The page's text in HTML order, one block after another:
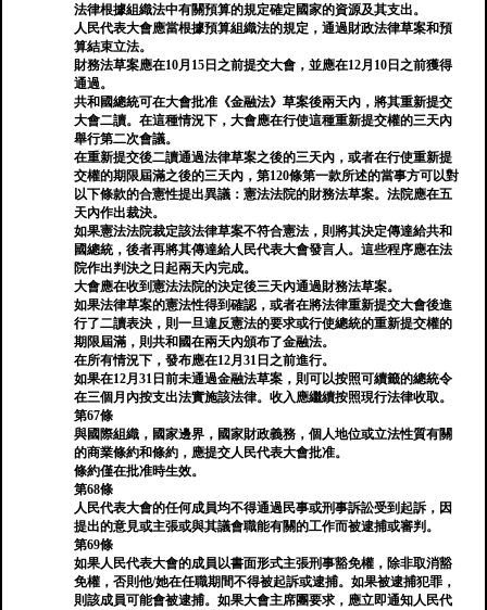
法律根據組織法中有關預算的規定確定國家的資源及其支出。
人民代表大會應當根據預算組織法的規定，通過財政法律草案和預
算結束立法。
財務法草案應在10月15日之前提交大會，並應在12月10日之前獲得
通過。
共和國總統可在大會批准《金融法》草案後兩天內，將其重新提交
大會二讀。在這種情況下，大會應在行使這種重新提交權的三天內
舉行第二次會議。
在重新提交後二讀通過法律草案之後的三天內，或者在行使重新提
交權的期限屆滿之後的三天內，第120條第一款所述的當事方可以對
以下條款的合憲性提出異議：憲法法院的財務法草案。法院應在五
天內作出裁決。
如果憲法法院裁定該法律草案不符合憲法，則將其決定傳達給共和
國總統，後者再將其傳達給人民代表大會發言人。這些程序應在法
院作出判決之日起兩天內完成。
大會應在收到憲法法院的決定後三天內通過財務法草案。
如果法律草案的憲法性得到確認，或者在將法律重新提交大會後進
行了二讀表決，則一旦違反憲法的要求或行使總統的重新提交權的
期限屆滿，則共和國在兩天內頒布了金融法。
在所有情況下，發布應在12月31日之前進行。
如果在12月31日前未通過金融法草案，則可以按照可續籤的總統令
在三個月內按支出法實施該法律。收入應繼續按照現行法律收取。
第67條
與國際組織，國家邊界，國家財政義務，個人地位或立法性質有關
的商業條約和條約，應提交人民代表大會批准。
條約僅在批准時生效。
第68條
人民代表大會的任何成員均不得通過民事或刑事訴訟受到起訴，因
提出的意見或主張或與其議會職能有關的工作而被逮捕或審判。
第69條
如果人民代表大會的成員以書面形式主張刑事豁免權，除非取消豁
免權，否則他/她在任職期間不得被起訴或逮捕。如果被逮捕犯罪，
則該成員可能會被逮捕。如果大會主席團要求，應立即通知人民代